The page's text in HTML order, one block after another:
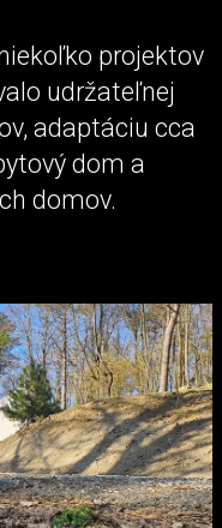
projektov
udržateľnej
adaptáciu cca
dom a
domov.